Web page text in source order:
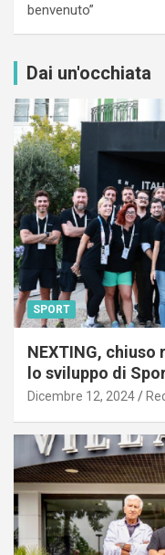
benvenuto”
Dai un'occhiata
SPORT
NEXTING,
lo sviluppo di
Dicembre 12, 2024